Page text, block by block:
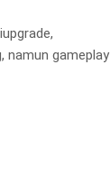
namun gameplay